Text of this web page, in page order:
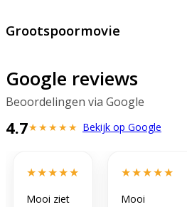
Grootspoormovie
Google reviews
Beoordelingen via Google
4.7★★★★★ Bekijk op Google
★★★★★
Mooi ziet
★★★★★
Mooi